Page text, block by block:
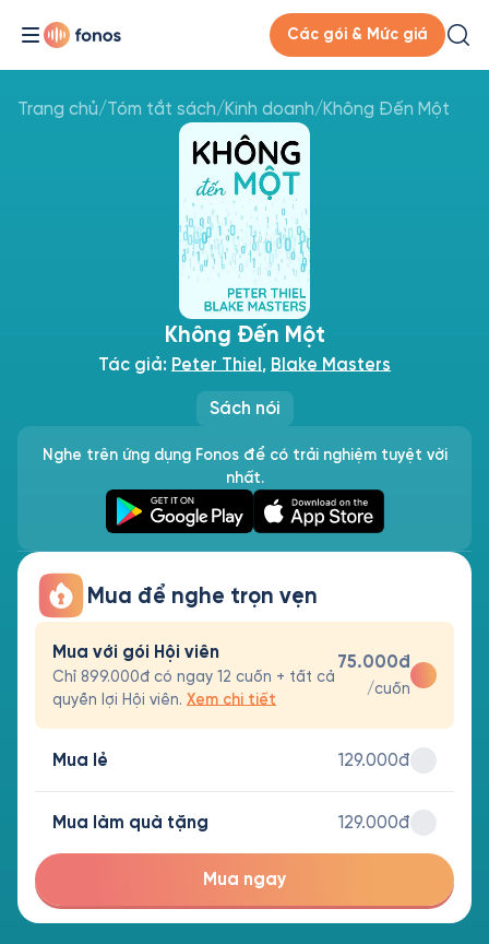
Các gói & Mức giá
Trang chủ/Tóm tắt sách/Kinh doanh/Không Đến Một
Sách nói
Không Đến Một
Tác giả: Peter Thiel , Blake Masters
Nghe trên ứng dụng Fonos để có trải nghiệm tuyệt vời
nhất.
Mua để nghe trọn vẹn
Mua với gói Hội viên
Chỉ 899.000đ có ngay 12 cuốn + tất cả
quyền lợi Hội viên. Xem chi tiết
75.000đ
/cuốn
Mua lẻ 129.000đ
Mua làm quà tặng 129.000đ
Mua ngay